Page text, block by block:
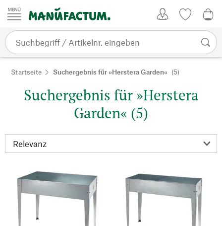
Zum Inhalt springen
Startseite Suchergebnis für »Herstera Garden« (5)
Suchergebnis für »Herstera
Garden« (5)